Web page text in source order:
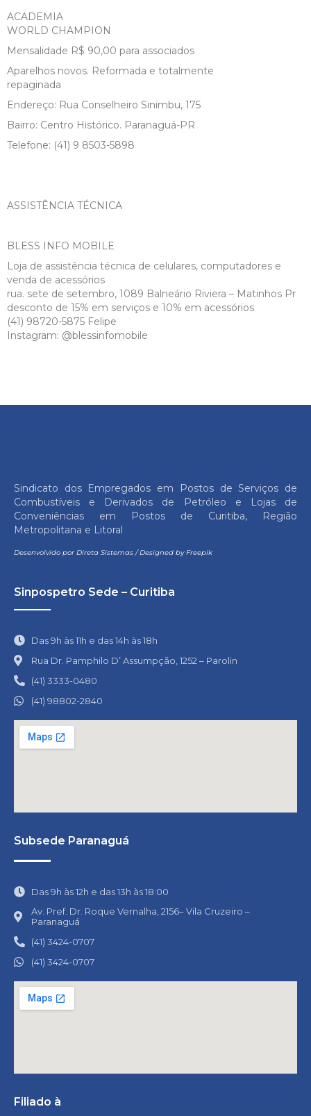
ACADEMIA
WORLD CHAMPION
Mensalidade R$ 90,00 para associados
Aparelhos novos. Reformada e totalmente
repaginada
Endereço: Rua Conselheiro Sinimbu, 175
Bairro: Centro Histórico. Paranaguá-PR
Telefone: (41) 9 8503-5898
ASSISTÊNCIA TÉCNICA
BLESS INFO MOBILE
Loja de assistência técnica de celulares, computadores e
venda de acessórios
rua. sete de setembro, 1089 Balneário Riviera – Matinhos Pr
desconto de 15% em serviços e 10% em acessórios
(41) 98720-5875 Felipe
Instagram: @blessinfomobile
Sindicato dos Empregados em Postos de Serviços de
Combustíveis e Derivados de Petróleo e Lojas de
Conveniências em Postos de Curitiba, Região
Metropolitana e Litoral
Desenvolvido por Direta Sistemas /Designed by Freepik
Sinpospetro Sede – Curitiba
Das 9h às 11h e das 14h às 18h
Rua Dr. Pamphilo D’ Assumpção, 1252 – Parolin
(41) 3333-0480
(41) 98802-2840
Subsede Paranaguá
Das 9h às 12h e das 13h às 18:00
Av. Pref. Dr. Roque Vernalha, 2156– Vila Cruzeiro –
Paranaguá
(41) 3424-0707
(41) 3424-0707
Filiado à